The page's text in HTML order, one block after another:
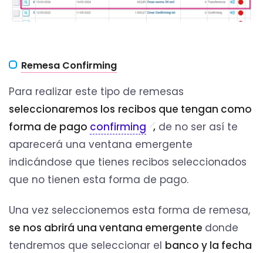
Remesa Confirming
Para realizar este tipo de remesas
seleccionaremos los recibos que tengan como
forma de pago confirming , de no ser así te
aparecerá una ventana emergente
indicándose que tienes recibos seleccionados
que no tienen esta forma de pago.
Una vez seleccionemos esta forma de remesa,
se nos abrirá una ventana emergente donde
tendremos que seleccionar el banco y la fecha